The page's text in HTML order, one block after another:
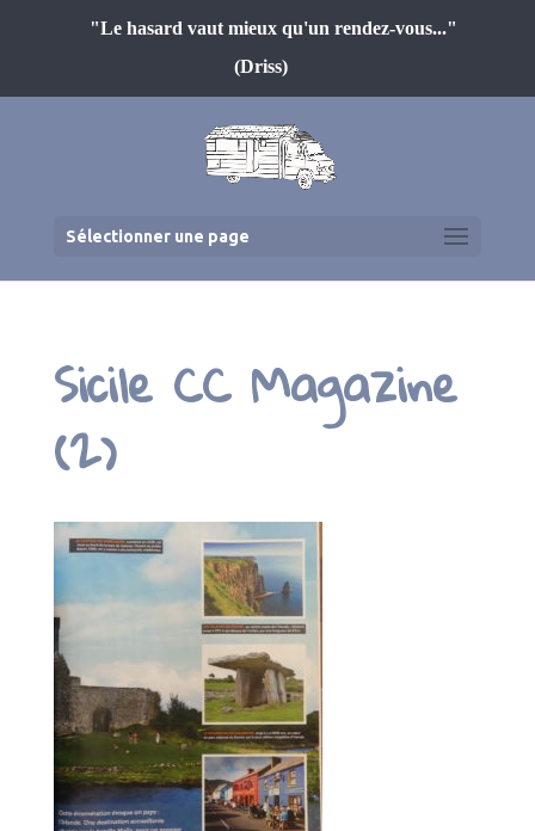
"Le hasard vaut mieux qu'un rendez-vous..."
(Driss)
Sélectionner une page
Sicile CC Magazine
(2)